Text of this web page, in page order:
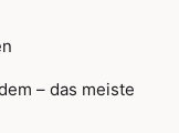
– das meiste